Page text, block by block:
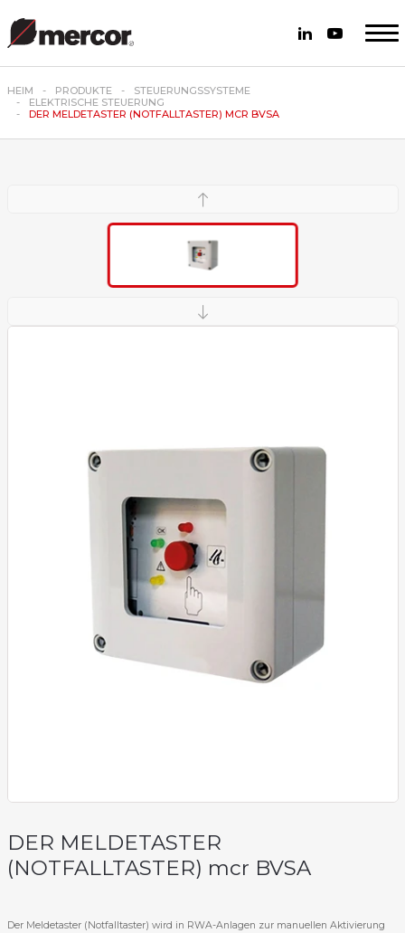
HEIM PRODUKTE
STEUERUNGSSYSTEME
ELEKTRISCHE STEUERUNG
DER MELDETASTER (NOTFALLTASTER) MCR BVSA
DER MELDETASTER
(NOTFALLTASTER) mcr BVSA
Der Meldetaster (Notfalltaster) wird in RWA-Anlagen zur manuellen Aktivierung